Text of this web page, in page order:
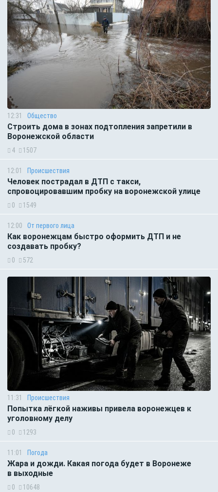
12:31 Общество
Строить дома в зонах подтопления запретили в
Воронежской области
4 1507
12:01 Происшествия
Человек пострадал в ДТП с такси,
спровоцировавшим пробку на воронежской улице
0 1549
12:00 От первого лица
Как воронежцам быстро оформить ДТП и не
создавать пробку?
0 572
11:31 Происшествия
Попытка лёгкой наживы привела воронежцев к
уголовному делу
0 1293
11:01 Погода
Жара и дожди. Какая погода будет в Воронеже
в выходные
0 10648